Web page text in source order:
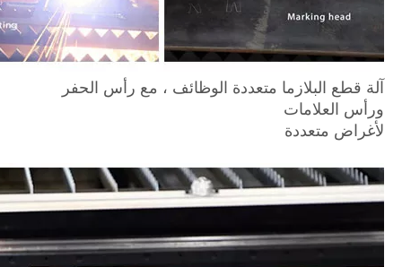
آلة قطع البلازما متعددة الوظائف ، مع رأس الحفر
ورأس العلامات
لأغراض متعددة